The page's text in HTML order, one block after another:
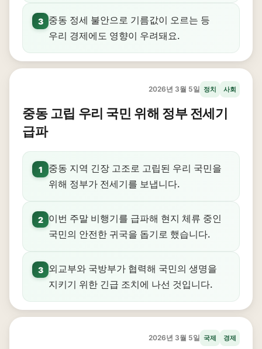
3
중동 정세 불안으로 기름값이 오르는 등
우리 경제에도 영향이 우려돼요.
2026년 3월 5일 정치 사회
중동 고립 우리 국민 위해 정부 전세기
급파
1
중동 지역 긴장 고조로 고립된 우리 국민을
위해 정부가 전세기를 보냅니다.
2
이번 주말 비행기를 급파해 현지 체류 중인
국민의 안전한 귀국을 돕기로 했습니다.
3
외교부와 국방부가 협력해 국민의 생명을
지키기 위한 긴급 조치에 나선 것입니다.
2026년 3월 5일 국제 경제